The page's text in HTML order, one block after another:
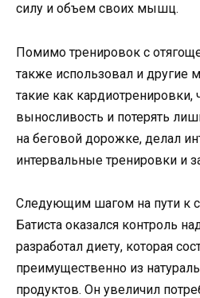
силу и объем своих мышц.
Помимо тренировок с
также использовал и другие
такие как
выносливость и потерять
на беговой дорожке, делал
интервальные тренировки и
Следующим шагом на пути к
Батиста оказался контроль
разработал диету, которая
преимущественно из
продуктов. Он увеличил